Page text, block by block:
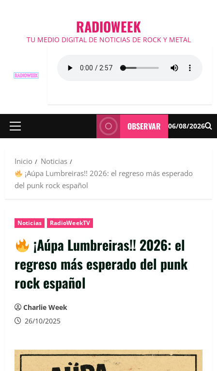
RADIOWEEK
TU MEDIO DIGITAL DE NOTICIAS DE ROCK Y METAL
Menú
OBSERVAR 06/08/2026
Inicio
Noticias
¡Aúpa Lumbreiras!! 2026: el regreso más esperado
del punk rock español
Noticias RadioWeekTV
¡Aúpa Lumbreiras!! 2026: el
regreso más esperado del punk
rock español
Charlie Week
26/10/2025